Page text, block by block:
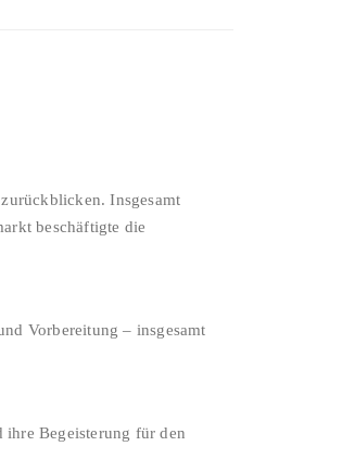
Insgesamt
beschäftigte die
Vorbereitung – insgesamt
ihre Begeisterung für den